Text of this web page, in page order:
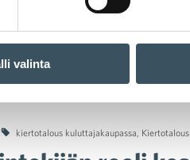
valinta
kulutusvalintojen
kiertotalous kuluttajakaupassa